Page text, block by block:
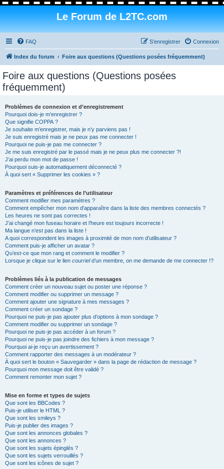
Le Forum de L2TC.com
FAQ Connexion
S’enregistrer
Index du forum Foire aux questions (Questions posées fréquemment)
Foire aux questions (Questions posées
fréquemment)
Problèmes de connexion et d’enregistrement
Pourquoi dois-je m’enregistrer ?
Que signifie COPPA ?
Je souhaite m’enregistrer, mais je n’y parviens pas !
Je suis enregistré mais je ne peux pas me connecter !
Pourquoi ne puis-je pas me connecter ?
Je me suis enregistré par le passé mais je ne peux plus me connecter ?!
J’ai perdu mon mot de passe !
Pourquoi suis-je automatiquement déconnecté ?
À quoi sert « Supprimer les cookies » ?
Paramètres et préférences de l’utilisateur
Comment modifier mes paramètres ?
Comment empêcher mon nom d’apparaître dans la liste des membres connectés ?
Les heures ne sont pas correctes !
J’ai changé mon fuseau horaire et l’heure est toujours incorrecte !
Ma langue n’est pas dans la liste !
A quoi correspondent les images à proximité de mon nom d’utilisateur ?
Comment puis-je afficher un avatar ?
Qu’est-ce que mon rang et comment le modifier ?
Lorsque je clique sur le lien courrield’un membre, on me demande de me connecter !?
Problèmes liés à la publication de messages
Comment créer un nouveau sujet ou poster une réponse ?
Comment modifier ou supprimer un message ?
Comment ajouter une signature à mes messages ?
Comment créer un sondage ?
Pourquoi ne puis-je pas ajouter plus d’options à mon sondage ?
Comment modifier ou supprimer un sondage ?
Pourquoi ne puis-je pas accéder à un forum ?
Pourquoi ne puis-je pas joindre des fichiers à mon message ?
Pourquoi ai-je reçu un avertissement ?
Comment rapporter des messages à un modérateur ?
À quoi sert le bouton « Sauvegarder » dans la page de rédaction de message ?
Pourquoi mon message doit être validé ?
Comment remonter mon sujet ?
Mise en forme et types de sujets
Que sont les BBCodes ?
Puis-je utiliser le HTML ?
Que sont les smileys ?
Puis-je publier des images ?
Que sont les annonces globales ?
Que sont les annonces ?
Que sont les sujets épinglés ?
Que sont les sujets verrouillés ?
Que sont les icônes de sujet ?